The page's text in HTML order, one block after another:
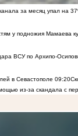
за месяц упал на
у подножия Мамаева
ВСУ по Архипо-
в Севастополе 09:20
из-за скандала с